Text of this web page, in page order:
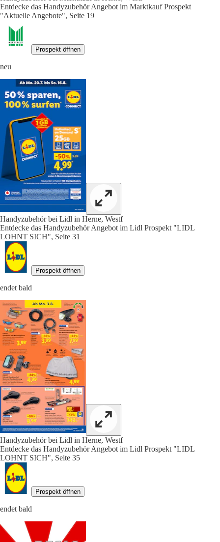
Entdecke das Handyzubehör Angebot im Marktkauf Prospekt
"Aktuelle Angebote", Seite 19
Prospekt öffnen
neu
Handyzubehör bei Lidl in Herne, Westf
Entdecke das Handyzubehör Angebot im Lidl Prospekt "LIDL
LOHNT SICH", Seite 31
Prospekt öffnen
endet bald
Handyzubehör bei Lidl in Herne, Westf
Entdecke das Handyzubehör Angebot im Lidl Prospekt "LIDL
LOHNT SICH", Seite 35
Prospekt öffnen
endet bald